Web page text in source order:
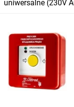
uniwersalne (230V